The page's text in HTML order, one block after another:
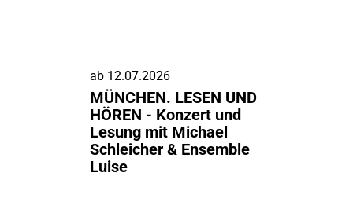
ab 12.07.2026
MÜNCHEN. LESEN UND
HÖREN - Konzert und
Lesung mit Michael
Schleicher & Ensemble
Luise